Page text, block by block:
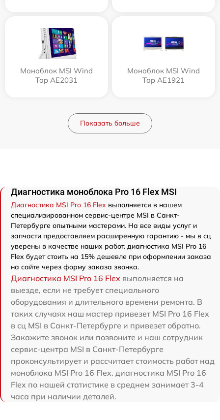
Моноблок MSI Wind
Top AE2031
Моноблок MSI Wind
Top AE1921
Показать больше
Диагностика моноблока Pro 16 Flex MSI
Диагностика MSI Pro 16 Flex выполняется в нашем
специализированном сервис-центре MSI в Санкт-
Петербурге опытными мастерами. На все виды услуг и
запчасти предоставляем расширенную гарантию - мы в сц
уверены в качестве наших работ. диагностика MSI Pro 16
Flex будет стоить на 15% дешевле при оформлении заказа
на сайте через форму заказа звонка.
Диагностика MSI Pro 16 Flex выполняется на
выезде, если не требует специального
оборудования и длительного времени ремонта. В
таких случаях наш мастер привезет MSI Pro 16 Flex
в сц MSI в Санкт-Петербурге и привезет обратно.
Закажите звонок или позвоните и наш сотрудник
сервис-центра MSI в Санкт-Петербурге
проконсультирует и рассчитает стоимость работ над
моноблока MSI Pro 16 Flex. диагностика MSI Pro 16
Flex по нашей статистике в среднем занимает 3-4
часа при наличии деталей.